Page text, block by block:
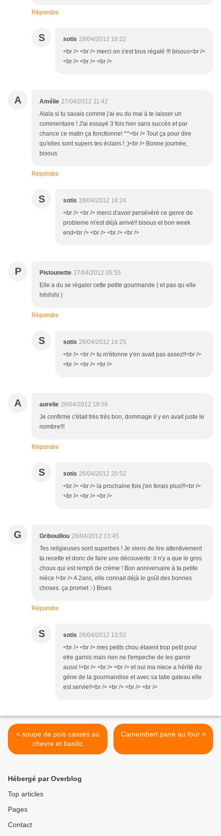
Répondre
S sotis 28/04/2012 16:22
<br /> <br /> merci on s'est tous régalé !!! bisous<br />
<br /> <br /> <br />
A Amélie 27/04/2012 11:42
Alala si tu savais comme j'ai eu du mal à te laisser un
commentaire ! J'ai essayé 3 fois hier sans succès et par
chance ce matin ça fonctionne! ^^<br /> Tout ça pour dire
qu'elles sont supers tes éclairs ! ;)<br /> Bonne journée,
bisous
Répondre
S sotis 28/04/2012 16:24
<br /> <br /> merci d'avoir persévéré ce genre de
probleme m'est déjà arrivé!! bisous et bon week
end<br /> <br /> <br /> <br />
P Pistounette 27/04/2012 05:55
Elle a du se régaler cette petite gourmande ( et pas qu elle
hihihihi )
Répondre
S sotis 28/04/2012 16:25
<br /> <br /> tu m'étonne y'en avait pas assez!!<br />
<br /> <br /> <br />
A aurelie 26/04/2012 18:56
Je confirme c'était très très bon, dommage il y en avait juste le
nombre!!!
Répondre
S sotis 26/04/2012 20:52
<br /> <br /> la prochaine fois j'en ferais plus!!!<br />
<br /> <br /> <br />
G Gribouillou 26/04/2012 13:45
Tes religieuses sont superbes ! Je viens de lire attentivement
ta recette et donc de faire une découverte: il n'y a que le gros
choux qui est rempli de crème ! Bon anniversaire à ta petite
nièce !<br /> A 2ans, elle connait déjà le goût des bonnes
choses. ça promet :-) Bises
Répondre
S sotis 26/04/2012 13:52
<br /> <br /> mes petits chou étaient trop petit pour
etre garnis mais rien ne t'empeche de les garnir
aussi !<br /> <br /> <br /> et oui ma niece a hérité du
gène de la gourmandise et avec sa tatie gateau elle
est servie!!<br /> <br /> <br /> <br />
< soupe de pois cassés au
chevre et basilic
Camembert pané au four >
Hébergé par Overblog
Top articles
Pages
Contact